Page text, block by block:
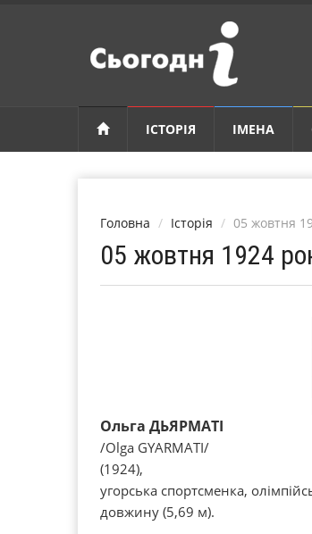
ІСТОРІЯ ІМЕНА
Головна Історія 05 жовтня
05 жовтня 1924
Ольга ДЬЯРМАТІ
/Olga GYARMATI/
(1924),
угорська спортсменка,
довжину (5,69 м).